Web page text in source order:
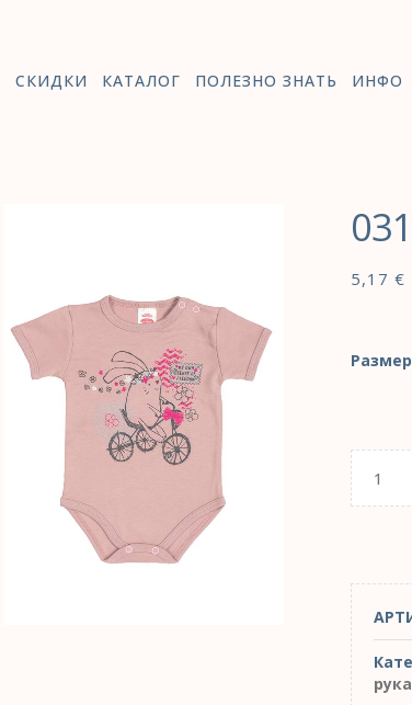
СКИДКИ КАТАЛОГ ПОЛЕЗНО ЗНАТЬ ИНФО
5,17 €
Размер